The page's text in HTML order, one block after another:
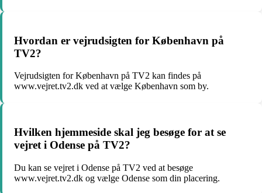
Hvordan er vejrudsigten for København på
TV2?
Vejrudsigten for København på TV2 kan findes på
www.vejret.tv2.dk ved at vælge København som by.
Hvilken hjemmeside skal jeg besøge for at se
vejret i Odense på TV2?
Du kan se vejret i Odense på TV2 ved at besøge
www.vejret.tv2.dk og vælge Odense som din placering.